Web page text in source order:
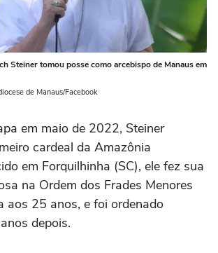
Steiner tomou posse como arcebispo de Manaus em
de Manaus/Facebook
em maio de 2022, Steiner
cardeal da Amazônia
em Forquilhinha (SC), ele fez sua
na Ordem dos Frades Menores
aos 25 anos, e foi ordenado
depois.